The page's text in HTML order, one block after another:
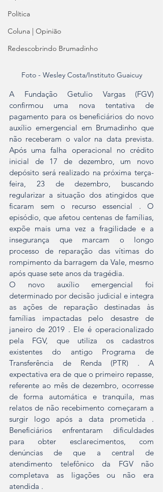
Política
Coluna | Opinião
Redescobrindo Brumadinho
Foto - Wesley Costa/Instituto Guaicuy
A Fundação Getulio Vargas (FGV)
confirmou uma nova tentativa de
pagamento para os beneficiários do novo
auxílio emergencial em Brumadinho que
não receberam o valor na data prevista.
Após uma falha operacional no crédito
inicial de 17 de dezembro, um novo
depósito será realizado na próxima terça-
feira, 23 de dezembro, buscando
regularizar a situação dos atingidos que
ficaram sem o recurso essencial . O
episódio, que afetou centenas de famílias,
expõe mais uma vez a fragilidade e a
insegurança que marcam o longo
processo de reparação das vítimas do
rompimento da barragem da Vale, mesmo
após quase sete anos da tragédia.
O novo auxílio emergencial foi
determinado por decisão judicial e integra
as ações de reparação destinadas às
famílias impactadas pelo desastre de
janeiro de 2019 . Ele é operacionalizado
pela FGV, que utiliza os cadastros
existentes do antigo Programa de
Transferência de Renda (PTR) . A
expectativa era de que o primeiro repasse,
referente ao mês de dezembro, ocorresse
de forma automática e tranquila, mas
relatos de não recebimento começaram a
surgir logo após a data prometida .
Beneficiários enfrentaram dificuldades
para obter esclarecimentos, com
denúncias de que a central de
atendimento telefônico da FGV não
completava as ligações ou não era
atendida .